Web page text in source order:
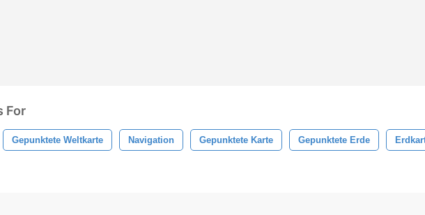
For
Gepunktete Weltkarte Navigation Gepunktete Karte Gepunktete Erde